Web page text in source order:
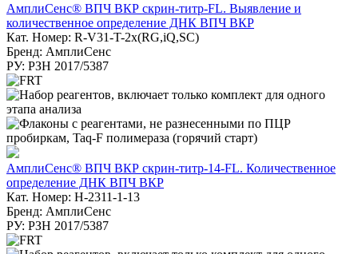
АмплиСенс® ВПЧ ВКР скрин-титр-FL. Выявление и
количественное определение ДНК ВПЧ ВКР
Кат. Номер: R-V31-T-2x(RG,iQ,SC)
Бренд: АмплиСенс
РУ: РЗН 2017/5387
АмплиСенс® ВПЧ ВКР скрин-титр-14-FL. Количественное
определение ДНК ВПЧ ВКР
Кат. Номер: H-2311-1-13
Бренд: АмплиСенс
РУ: РЗН 2017/5387